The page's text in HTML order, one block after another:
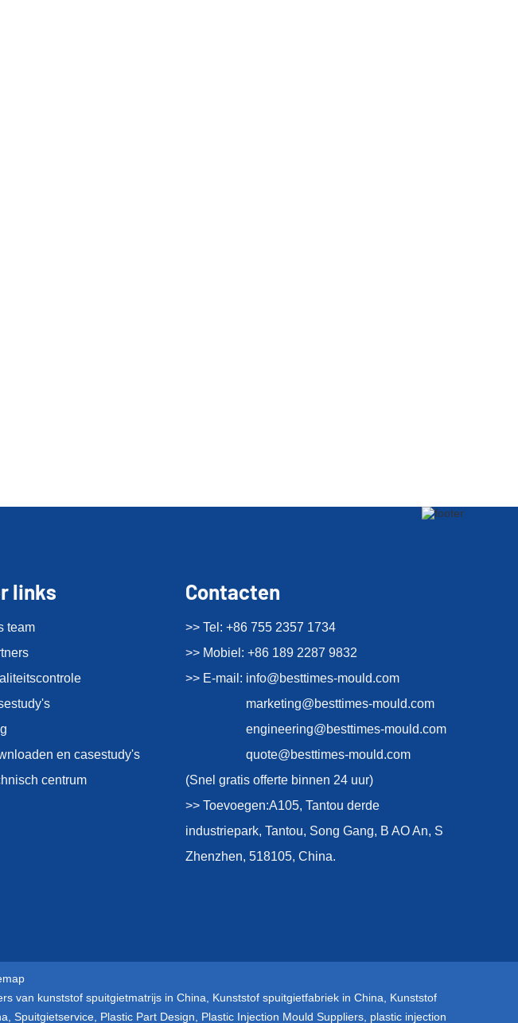
links
team
en casestudy's
centrum
Contacten
>> Tel: +86 755 2357 1734
>> Mobiel: +86 189 2287 9832
>> E-mail: info@besttimes-mould.com
marketing@besttimes-mould.com
engineering@besttimes-mould.com
quote@besttimes-mould.com
(Snel gratis offerte binnen 24 uur)
>> Toevoegen:A105, Tantou derde
industriepark, Tantou, Song Gang, B AO An, S
Zhenzhen, 518105, China.
van kunststof spuitgietmatrijs in China Kunststof spuitgietfabriek in China
Kunststof
Spuitgietservice Plastic Part Design Plastic Injection Mould Suppliers plastic injection